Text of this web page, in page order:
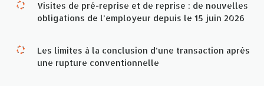
Visites de pré-reprise et de reprise : de nouvelles
obligations de l’employeur depuis le 15 juin 2026
Les limites à la conclusion d’une transaction après
une rupture conventionnelle